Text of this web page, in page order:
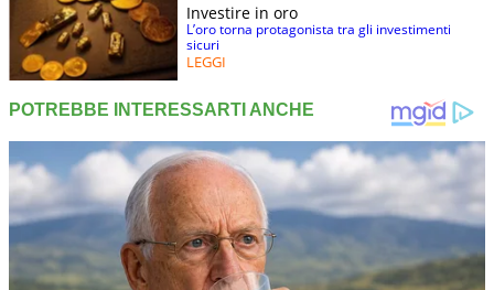
Investire in oro
L’oro torna protagonista tra gli investimenti
sicuri
LEGGI